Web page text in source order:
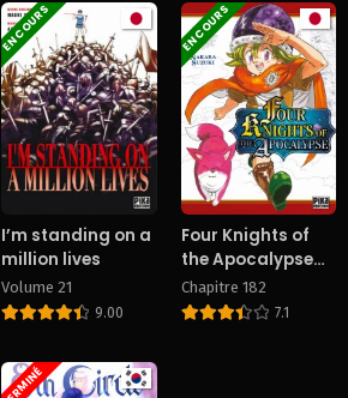
Volume 1
March 14, 2025
EN COURS
I’m standing on a
million lives
Volume 21
9.00
EN COURS
Four Knights of
the Apocalypse
[Scantrad]
Chapitre 182
7.1
TERMINÉ